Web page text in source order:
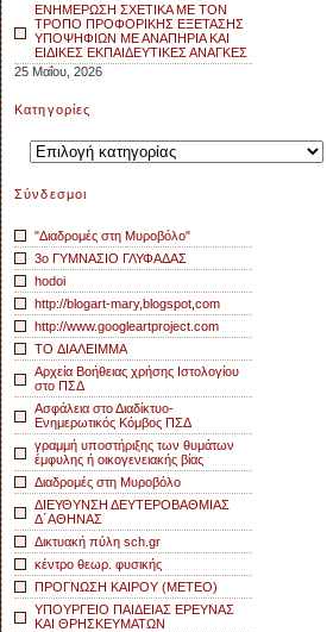
ΕΝΗΜΕΡΩΣΗ ΣΧΕΤΙΚΑ ΜΕ ΤΟΝ
ΤΡΟΠΟ ΠΡΟΦΟΡΙΚΗΣ ΕΞΕΤΑΣΗΣ
ΥΠΟΨΗΦΙΩΝ ΜΕ ΑΝΑΠΗΡΙΑ ΚΑΙ
ΕΙΔΙΚΕΣ ΕΚΠΑΙΔΕΥΤΙΚΕΣ ΑΝΑΓΚΕΣ
25 Μαΐου, 2026
Kατηγορίες
Kατηγορίες
Σύνδεσμοι
"Διαδρομές στη Μυροβόλο"
3o ΓΥΜΝΑΣΙΟ ΓΛΥΦΑΔΑΣ
hodoi
http://blogart-mary,blogspot,com
http://www.googleartproject.com
TO ΔΙΑΛΕΙΜΜΑ
Αρχεία Βοήθειας χρήσης Ιστολογίου
στο ΠΣΔ
Ασφάλεια στο Διαδίκτυο-
Ενημερωτικός Κόμβος ΠΣΔ
γραμμή υποστήριξης των θυμάτων
έμφυλης ή οικογενειακής βίας
Διαδρομές στη Μυροβόλο
ΔΙΕΥΘΥΝΣΗ ΔΕΥΤΕΡΟΒΑΘΜΙΑΣ
Δ΄ΑΘΗΝΑΣ
Δικτυακή πύλη sch.gr
κέντρο θεωρ. φυσικής
ΠΡΟΓΝΩΣΗ ΚΑΙΡΟΥ (METEO)
ΥΠΟΥΡΓΕΙΟ ΠΑΙΔΕΙΑΣ ΕΡΕΥΝΑΣ
ΚΑΙ ΘΡΗΣΚΕΥΜΑΤΩΝ